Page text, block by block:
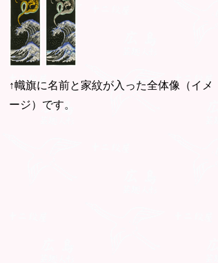
↑幟旗に名前と家紋が入った全体像（イメ
ージ）です。